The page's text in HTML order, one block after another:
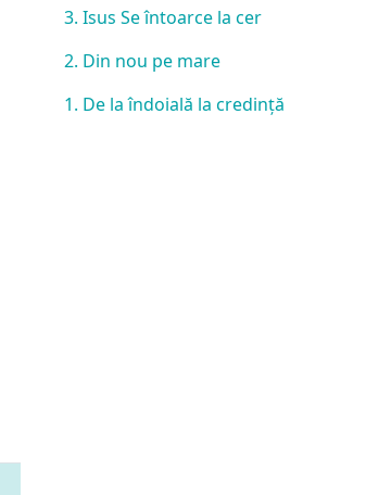
3. Isus Se întoarce la cer
2. Din nou pe mare
1. De la îndoială la credință